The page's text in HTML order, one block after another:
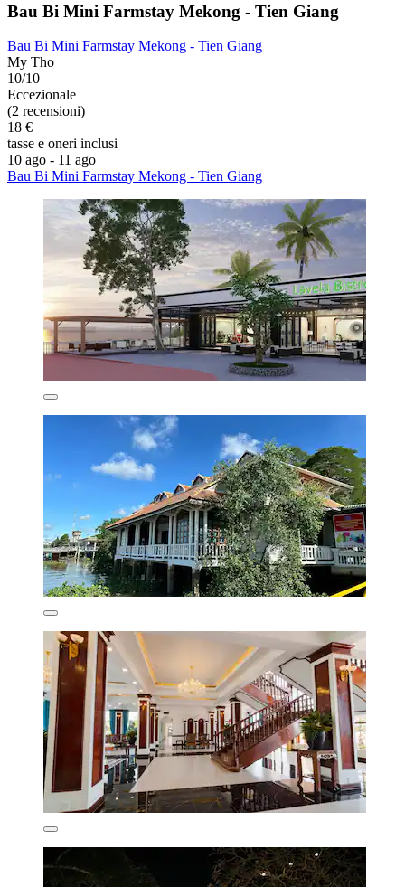
Bau Bi Mini Farmstay Mekong - Tien Giang
Bau Bi Mini Farmstay Mekong - Tien Giang
My Tho
10/10
Eccezionale
(2 recensioni)
18 €
tasse e oneri inclusi
10 ago - 11 ago
Bau Bi Mini Farmstay Mekong - Tien Giang